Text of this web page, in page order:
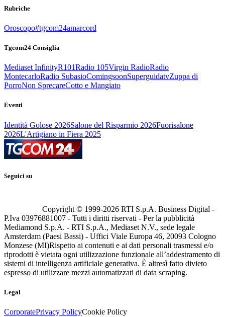
Rubriche
Oroscopo#tgcom24amarcord
Tgcom24 Consiglia
Mediaset InfinityR101Radio 105Virgin RadioRadio
MontecarloRadio SubasioComingsoonSuperguidatvZuppa di
PorroNon SprecareCotto e Mangiato
Eventi
Identità Golose 2026Salone del Risparmio 2026Fuorisalone
2026L'Artigiano in Fiera 2025
Seguici su
Copyright © 1999-2026 RTI S.p.A. Business Digital -
P.Iva 03976881007 - Tutti i diritti riservati - Per la pubblicità
Mediamond S.p.A. - RTI S.p.A., Mediaset N.V., sede legale
Amsterdam (Paesi Bassi) - Uffici Viale Europa 46, 20093 Cologno
Monzese (MI)Rispetto ai contenuti e ai dati personali trasmessi e/o
riprodotti è vietata ogni utilizzazione funzionale all’addestramento di
sistemi di intelligenza artificiale generativa. È altresì fatto divieto
espresso di utilizzare mezzi automatizzati di data scraping.
Legal
CorporatePrivacy PolicyCookie Policy